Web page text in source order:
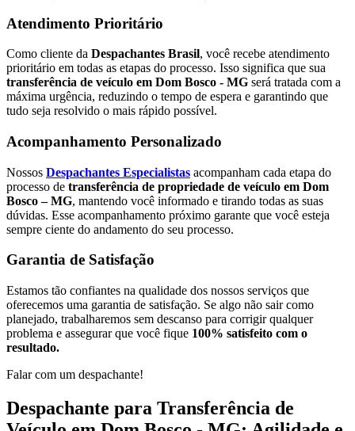
Atendimento Prioritário
Como cliente da Despachantes Brasil, você recebe atendimento
prioritário em todas as etapas do processo. Isso significa que sua
transferência de veículo em Dom Bosco - MG será tratada com a
máxima urgência, reduzindo o tempo de espera e garantindo que
tudo seja resolvido o mais rápido possível.
Acompanhamento Personalizado
Nossos Despachantes Especialistas acompanham cada etapa do
processo de transferência de propriedade de veículo em Dom
Bosco – MG, mantendo você informado e tirando todas as suas
dúvidas. Esse acompanhamento próximo garante que você esteja
sempre ciente do andamento do seu processo.
Garantia de Satisfação
Estamos tão confiantes na qualidade dos nossos serviços que
oferecemos uma garantia de satisfação. Se algo não sair como
planejado, trabalharemos sem descanso para corrigir qualquer
problema e assegurar que você fique 100% satisfeito com o
resultado.
Falar com um despachante!
Despachante para Transferência de